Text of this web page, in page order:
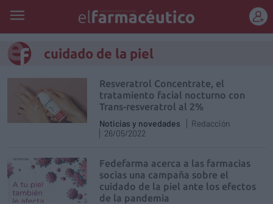
cuidado de la piel
Resveratrol Concentrate, el
tratamiento facial nocturno con
Trans-resveratrol al 2%
Noticias y novedades
Redacción
26/05/2022
Fedefarma acerca a las farmacias
socias una campaña sobre el
cuidado de la piel ante los efectos
de la pandemia